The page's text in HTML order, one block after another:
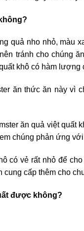
quả nho nhỏ, màu
tránh cho chúng
khô có hàm
ăn thức ăn này vì
ăn quả việt quất
chúng phản ứng
có vẻ rất nhỏ để
cấp thêm cho
được không?